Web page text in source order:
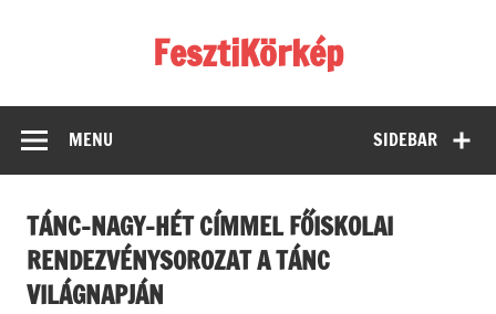
FesztiKörkép
SIDEBAR
MENU
TÁNC-NAGY-HÉT CÍMMEL FŐISKOLAI
RENDEZVÉNYSOROZAT A TÁNC
VILÁGNAPJÁN